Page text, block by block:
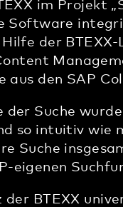
im Projekt
Software
der BTEXX-
aus den SAP
Suche
so intuitiv
Suche
eigenen
der BTEXX